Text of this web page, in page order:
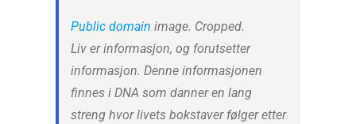
Public domain image. Cropped.
Liv er informasjon, og forutsetter
informasjon. Denne informasjonen
finnes i DNA som danner en lang
streng hvor livets bokstaver følger etter